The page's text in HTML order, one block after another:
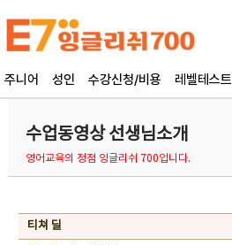
주니어 성인 수강신청/비용 레벨테스트
수업동영상 선생님소개
영어교육의 정점 잉글리쉬 700입니다.
티쳐 딜